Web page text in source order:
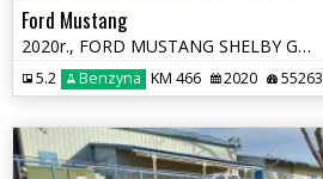
Ford Mustang
2020r., FORD MUSTANG SHELBY GT500, 5.2L, od ubezpieczalni
5.2 Benzyna KM 466 2020 55263